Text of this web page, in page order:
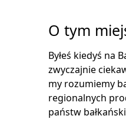
O tym
Byłeś kiedyś na
zwyczajnie
my rozumiemy
regionalnych
państw